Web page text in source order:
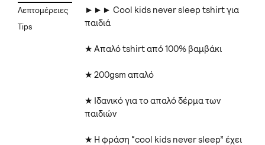
Λεπτομέρειες
Tips
►►► Cool kids never sleep tshirt για
παιδιά
★ Απαλό tshirt από 100% βαμβάκι
★ 200gsm απαλό
★ Ιδανικό για το απαλό δέρμα των
παιδιών
★ Η φράση “cool kids never sleep” έχει